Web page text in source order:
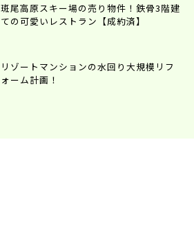
斑尾高原スキー場の売り物件！鉄骨3階建
ての可愛いレストラン【成約済】
リゾートマンションの水回り大規模リフ
ォーム計画！